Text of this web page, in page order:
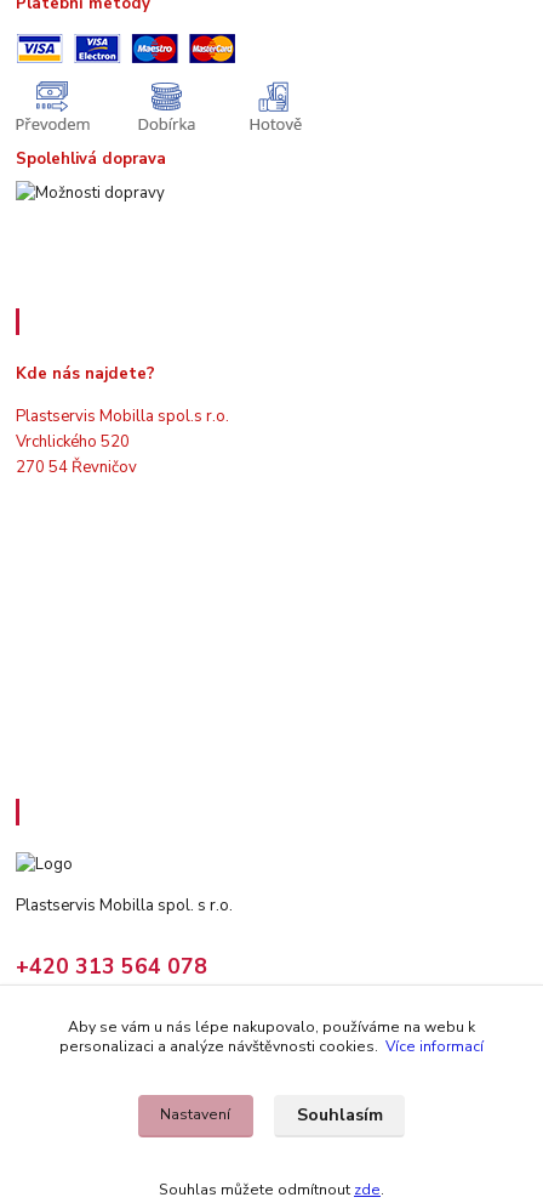
Spolehlivá doprava
Kde nás najdete?
Plastservis Mobilla spol.s r.o.
Vrchlického 520
270 54 Řevničov
Plastservis Mobilla spol. s r.o.
+420 313 564 078
(Po - Pá: 6 - 14:30 hod)
prodej@climair.cz
Aby se vám u nás lépe nakupovalo, používáme na webu k
personalizaci a analýze návštěvnosti cookies. Více informací
Nastavení Souhlasím
Souhlas můžete odmítnout zde.